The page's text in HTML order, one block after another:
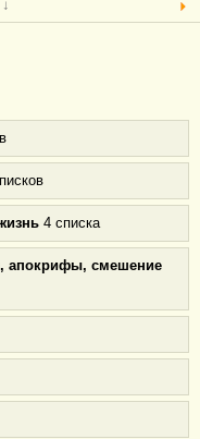
4 списка
апокрифы, смешение